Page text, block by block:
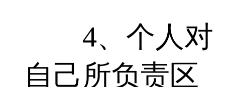
4、个人对
自己所负责区